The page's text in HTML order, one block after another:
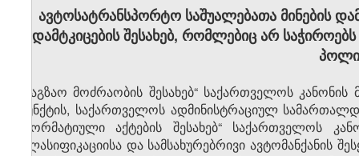
ავტოსატრანსპორტო საშუალებათა მინების
დამტკიცების შესახებ, რომლებიც არ
„საგზაო მოძრაობის შესახებ“ საქართველოს
პუნქტის, საქართველოს ადმინისტრაციულ
„ნორმატიული აქტების შესახებ“ საქართველოს
კლასიფიკაციისა და სამსახურებრივი ავტომანქანის